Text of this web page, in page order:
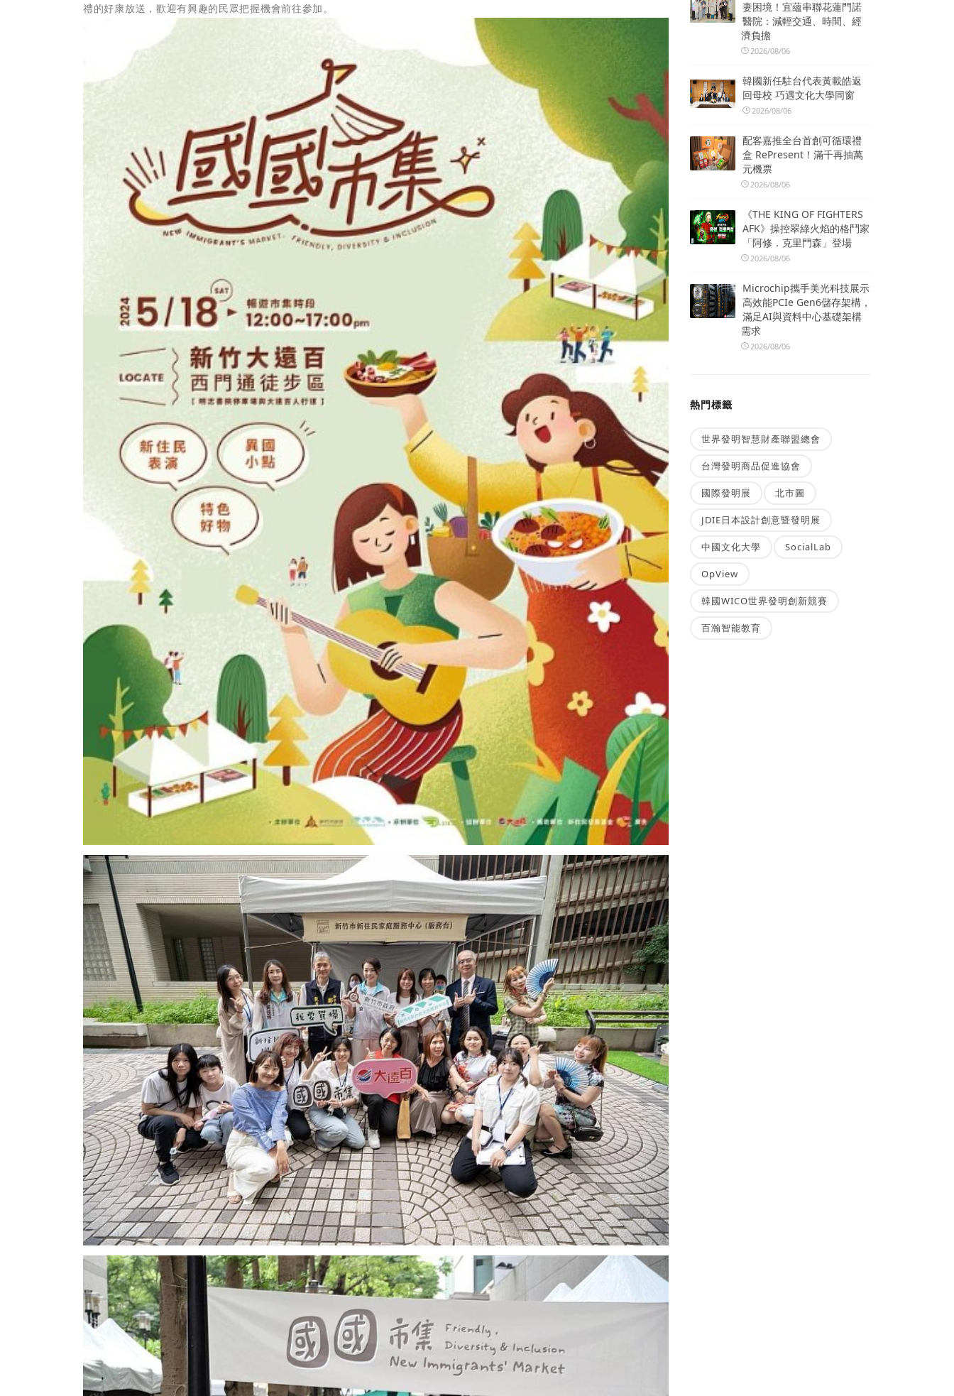
禮的好康放送，歡迎有興趣的民眾把握機會前往參加。
妻困境！宜蘊串聯花蓮門諾
醫院：減輕交通、時間、經
濟負擔
2026/08/06
韓國新任駐台代表黃載皓返
回母校 巧遇文化大學同窗
2026/08/06
配客嘉推全台首創可循環禮
盒 RePresent！滿千再抽萬
元機票
2026/08/06
《THE KING OF FIGHTERS
AFK》操控翠綠火焰的格鬥家
「阿修．克里門森」登場
2026/08/06
Microchip攜手美光科技展示
高效能PCIe Gen6儲存架構，
滿足AI與資料中心基礎架構
需求
2026/08/06
熱門標籤
世界發明智慧財產聯盟總會
台灣發明商品促進協會
國際發明展 北市圖
JDIE日本設計創意暨發明展
中國文化大學 SocialLab
OpView
韓國WICO世界發明創新競賽
百瀚智能教育